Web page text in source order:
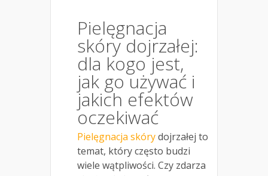
Pielęgnacja
skóry dojrzałej:
dla kogo jest,
jak go używać i
jakich efektów
oczekiwać
Pielęgnacja skórydojrzałej to
temat, który często budzi
wiele wątpliwości. Czy zdarza